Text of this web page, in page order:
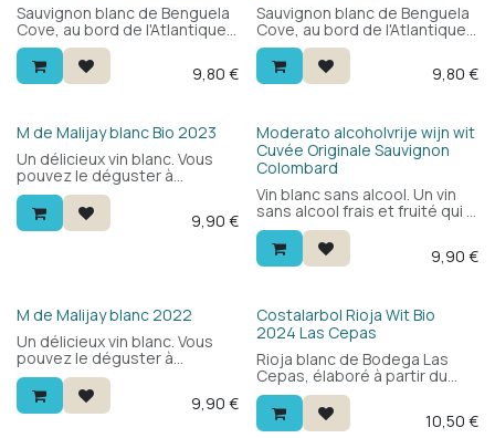
Sauvignon blanc de Benguela
Cove, au bord de l'Atlantique
dans la Walker Bay. Frais et
aromatique, avec des
agrumes, des groseilles à
Accessible et facile à boire —
à déguster bien frais.
9,80 €
Sauvignon blanc de Benguela
Cove, au bord de l'Atlantique
dans la Walker Bay. Frais et
aromatique, avec des
agrumes, des groseilles à
Accessible et facile à boire —
à déguster bien frais.
9,80 €
HVE
M de Malijay blanc Bio 2023
Un délicieux vin blanc. Vous
pouvez le déguster à
l'apéritif, avec du poisson ou
de la viande blanche. Souple,
frais et agréablement rond en
9,90 €
Moderato alcoholvrije wijn wit
Cuvée Originale Sauvignon
Colombard
Vin blanc sans alcool. Un vin
sans alcool frais et fruité qui a
vraiment le goût du vin.
Produit comme un vin
classique dont l'alcool est
Colombard.
9,90 €
HVE
M de Malijay blanc 2022
Un délicieux vin blanc. Vous
pouvez le déguster à
l'apéritif, avec du poisson ou
de la viande blanche. Souple,
frais et agréablement rond en
9,90 €
Bio
Costalarbol Rioja Wit Bio
2024 Las Cepas
Rioja blanc de Bodega Las
Cepas, élaboré à partir du
rare cépage Maturana Blanca.
Frais et fruité, avec une
touche minérale et une10,50 €